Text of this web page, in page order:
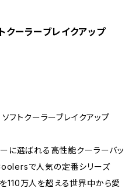
クーラーブレイクアップ
フトクーラーブレイクアップ
ーに選ばれる高性能クーラーバッ
で人気の定番シリーズ
110万人を超える世界中から愛